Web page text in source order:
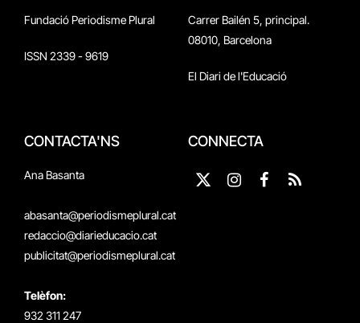
Fundació Periodisme Plural
ISSN 2339 - 9619
Carrer Bailén 5, principal.
08010, Barcelona
El Diari de l'Educació
CONTACTA'NS
Ana Basanta
abasanta@periodismeplural.cat
redaccio@diarieducacio.cat
publicitat@periodismeplural.cat
Telèfon:
932 311 247
CONNECTA
X
Instagram
Facebook
RSS